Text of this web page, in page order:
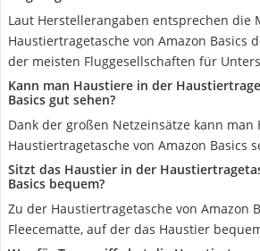
Laut Herstellerangaben entsprechen die
Haustiertragetasche von Amazon Basics
der meisten Fluggesellschaften für
Kann man Haustiere in der
Basics gut sehen?
Dank der großen Netzeinsätze kann
Haustiertragetasche von Amazon Basics
Sitzt das Haustier in der
Basics bequem?
Zu der Haustiertragetasche von Amazon
Fleecematte, auf der das Haustier